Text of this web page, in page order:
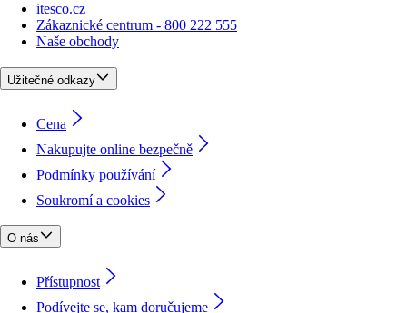
itesco.cz
Zákaznické centrum - 800 222 555
Naše obchody
Užitečné odkazy
Cena
Nakupujte online bezpečně
Podmínky používání
Soukromí a cookies
O nás
Přístupnost
Podívejte se, kam doručujeme